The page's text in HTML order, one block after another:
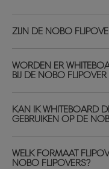
ZIJN DE NOBO
WORDEN ER
BIJ DE NOBO FLIPOVER
KAN IK WHITEBOARD
GEBRUIKEN OP DE
WELK FORMAAT
NOBO FLIPOVERS?